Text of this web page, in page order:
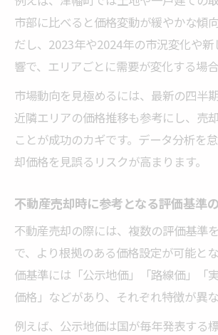
ト
土地と建物それぞれの売却相
相場が変動する際の不動産売
不動産売却時に注目したい市
価格目安を知るための過去デ
🏠 かんたん無料査定
※しつこい営業は一切ありません
市部に比べると価格変動が緩やかな傾
だし、2023年や2024年の市況変化や
響で、エリアごとに需要が変化する場合
市場動向を見極めるには、最新の四半
近隣エリアの価格推移も参考にし、売
ことが成功のカギです。データ分析を
却価格を見誤るリスクが高まります。
不動産売却時に参考となる評価基準
不動産売却の際には、複数の評価基準
で、より根拠のある価格設定が可能と
価基準には「公示地価」「路線価」「
価格」などがあり、それぞれ特徴が異な
例えば、公示地価は国が毎年発表する